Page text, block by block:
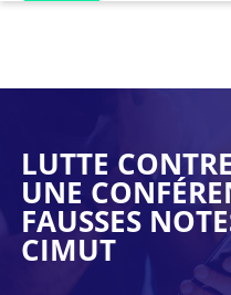
LUTTE
UNE
FAUSSES
CIMUT